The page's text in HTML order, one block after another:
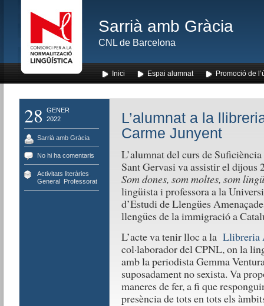
Sarrià amb Gràcia
CNL de Barcelona
Inici Espai alumnat Promoció de
28
GENER
2022
Sarrià amb Gràcia
No hi ha comentaris
Activitats literàries
General, Professorat
L’alumnat a la
Carme Junyent
L’alumnat del curs de
Sant Gervasi va assistir el dijous
Som dones, som moltes, som
lingüista i professora a la
d’Estudi de Llengües
llengües de la immigració a
L’acte va tenir lloc a la Llibreria
col·laborador del CPNL, on la
amb la periodista Gemma
suposadament no sexista. Va
maneres de fer, a fi que
presència de tots en tots els